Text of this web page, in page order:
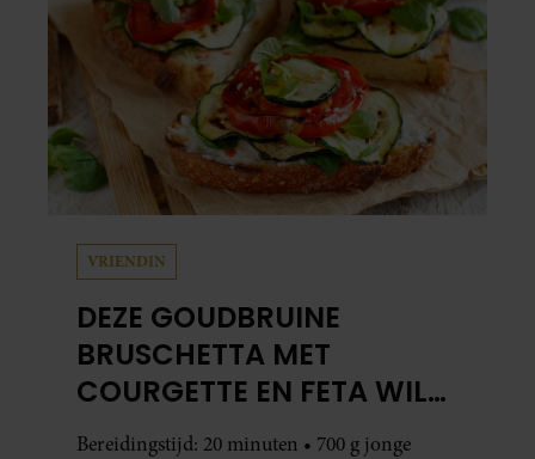
VRIENDIN
DEZE GOUDBRUINE
BRUSCHETTA MET
COURGETTE EN FETA WIL
JE METEEN MAKEN
Bereidingstijd: 20 minuten • 700 g jonge